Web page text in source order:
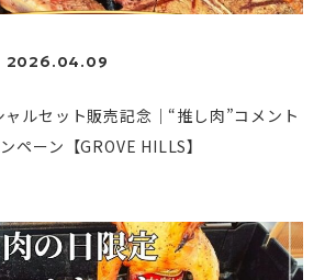
2026.04.09
ルセット販売記念｜“推し肉”コメント
ペーン【GROVE HILLS】